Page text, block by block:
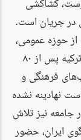
در جریان است.
حوزه عمومی،
شاهد بازگشت آن در شمایلی جدید هستیم. در ترکیه پس از ۸۰
فرهنگی و
نهادینه نشده
نیز تلاش
ایران، حضور